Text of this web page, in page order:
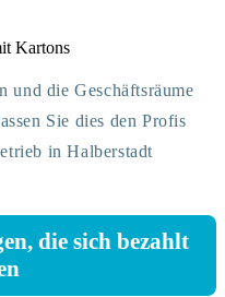
und die Geschäftsräume
Sie dies den Profis
in Halberstadt
die sich bezahlt